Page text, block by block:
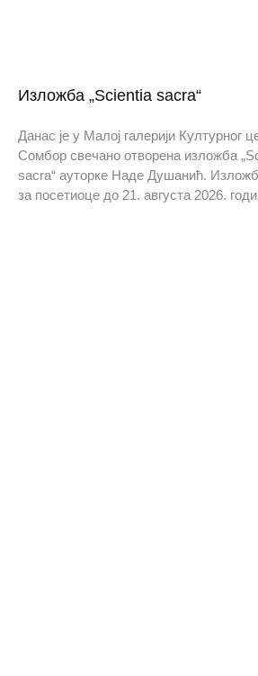
Изложба „Scientia sacra“
Данас је у Малој галерији Културног
Сомбор свечано отворена изложба
sacra“ ауторке Наде Душанић.
за посетиоце до 21. августа 2026.